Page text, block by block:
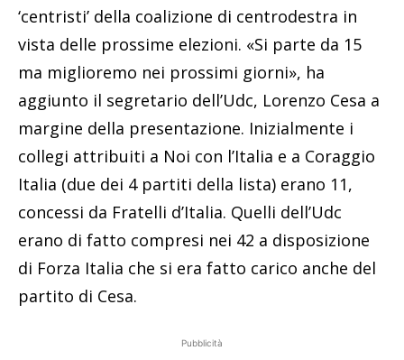
‘centristi’ della coalizione di centrodestra in
vista delle prossime elezioni. «Si parte da 15
ma miglioremo nei prossimi giorni», ha
aggiunto il segretario dell’Udc, Lorenzo Cesa a
margine della presentazione. Inizialmente i
collegi attribuiti a Noi con l’Italia e a Coraggio
Italia (due dei 4 partiti della lista) erano 11,
concessi da Fratelli d’Italia. Quelli dell’Udc
erano di fatto compresi nei 42 a disposizione
di Forza Italia che si era fatto carico anche del
partito di Cesa.
Pubblicità